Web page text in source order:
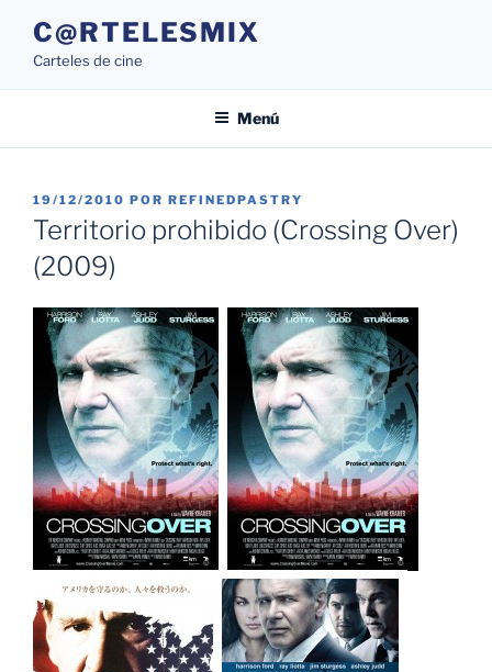
contenido
C@RTELESMIX
Carteles de cine
Menú
PUBLICADO
EL
19/12/2010 POR REFINEDPASTRY
Territorio prohibido (Crossing Over)
(2009)